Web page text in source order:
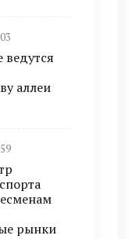
ведутся
аллеи
рынки